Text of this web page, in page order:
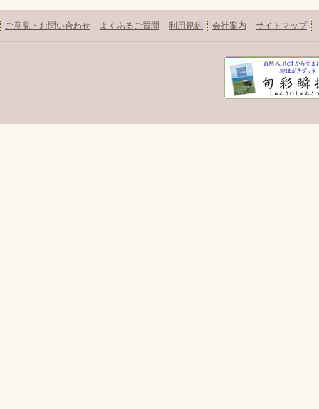
ご意見・お問い合わせ よくあるご質問 利用規約 会社案内 サイトマップ